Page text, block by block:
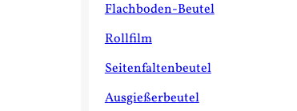
Flachboden-Beutel
Rollfilm
Seitenfaltenbeutel
Ausgießerbeutel